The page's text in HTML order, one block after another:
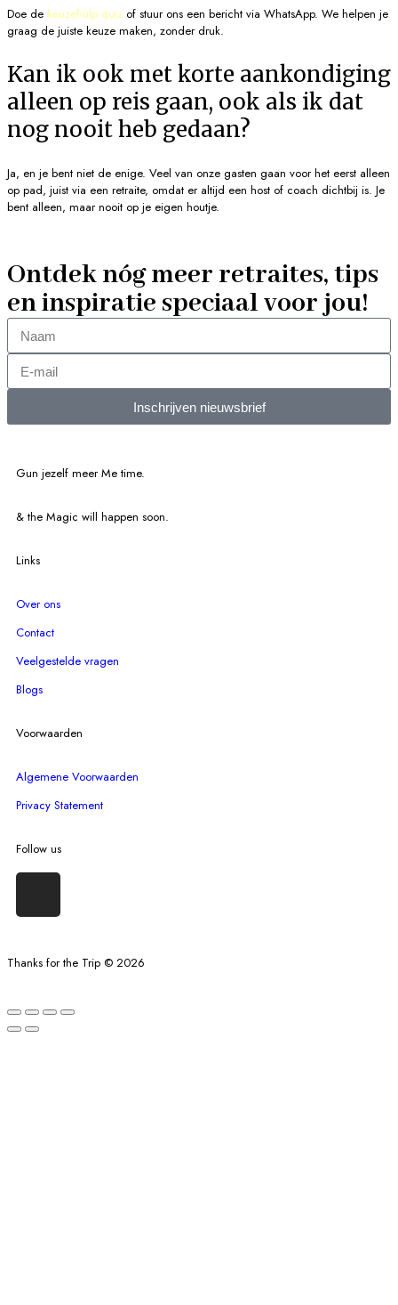
Doe de keuzehulp quiz of stuur ons een bericht via WhatsApp. We helpen je
graag de juiste keuze maken, zonder druk.
Kan ik ook met korte aankondiging
alleen op reis gaan, ook als ik dat
nog nooit heb gedaan?
Ja, en je bent niet de enige. Veel van onze gasten gaan voor het eerst alleen
op pad, juist via een retraite, omdat er altijd een host of coach dichtbij is. Je
bent alleen, maar nooit op je eigen houtje.
Ontdek nóg meer retraites, tips
en inspiratie speciaal voor jou!
Inschrijven nieuwsbrief
Gun jezelf meer Me time.​
& the Magic will happen soon.
Links
Over ons
Contact
Veelgestelde vragen
Blogs
Voorwaarden
Algemene Voorwaarden
Privacy Statement
Follow us
Thanks for the Trip © 2026